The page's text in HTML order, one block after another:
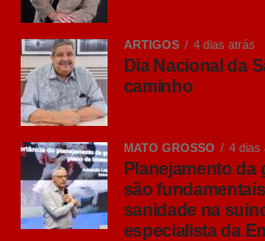
um estilo melhor que outro,
combina mais com o gosto do
ocasião”, comenta Ana Paula
análise sensorial do Grupo
Antes de conhecer os
que grande parte das cervejas
classificadas em duas grandes
ARTIGOS 4 dias atrás
Dia Nacional da
caminho
MATO GROSSO 4 dias
Planejamento da
são
sanidade na
especialista da